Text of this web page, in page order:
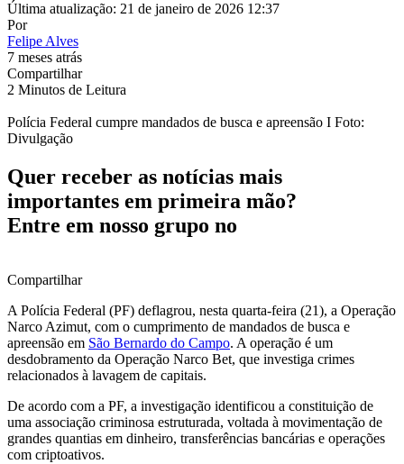
Última atualização: 21 de janeiro de 2026 12:37
Por
Felipe Alves
7 meses atrás
Compartilhar
2 Minutos de Leitura
Polícia Federal cumpre mandados de busca e apreensão I Foto:
Divulgação
Quer receber as notícias mais
importantes em primeira mão?
Entre em nosso grupo no
Compartilhar
A Polícia Federal (PF) deflagrou, nesta quarta-feira (21), a Operação
Narco Azimut, com o cumprimento de mandados de busca e
apreensão em São Bernardo do Campo. A operação é um
desdobramento da Operação Narco Bet, que investiga crimes
relacionados à lavagem de capitais.
De acordo com a PF, a investigação identificou a constituição de
uma associação criminosa estruturada, voltada à movimentação de
grandes quantias em dinheiro, transferências bancárias e operações
com criptoativos.